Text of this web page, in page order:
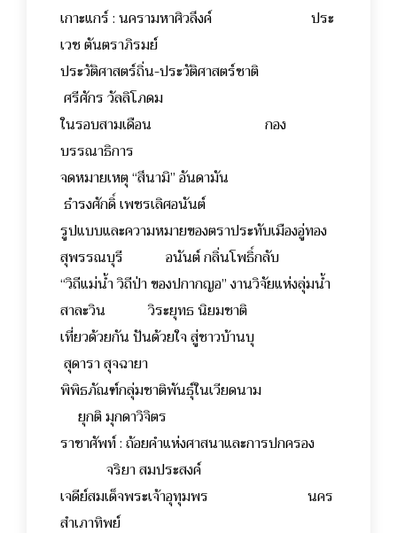
เกาะแกร์ : นครามหาศิวลึงค์ ประ
เวช ตันตราภิรมย์
ประวัติศาสตร์ถิ่น-ประวัติศาสตร์ชาติ
ศรีศักร วัลลิโภดม
ในรอบสามเดือน กอง
บรรณาธิการ
จดหมายเหตุ “สึนามิ” อันดามัน
ธำรงศักดิ์ เพชรเลิศอนันต์
รูปแบบและความหมายของตราประทับเมืองอู่ทอง
สุพรรณบุรี อนันต์ กลิ่นโพธิ์กลับ
“วิถีแม่น้ำ วิถีป่า ของปกากญอ” งานวิจัยแห่งลุ่มน้ำ
สาละวิน วิระยุทธ นิยมชาติ
เที่ยวด้วยกัน ปันด้วยใจ สู่ชาวบ้านบุ
สุดารา สุจฉายา
พิพิธภัณฑ์กลุ่มชาติพันธุ์ในเวียดนาม
ยุกติ มุกดาวิจิตร
ราชาศัพท์ : ถ้อยคำแห่งศาสนาและการปกครอง
จริยา สมประสงค์
เจดีย์สมเด็จพระเจ้าอุทุมพร นคร
สำเภาทิพย์